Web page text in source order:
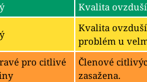
Kvalita
Kvalita
problém u
pro citlivé
Členové
zasažena.